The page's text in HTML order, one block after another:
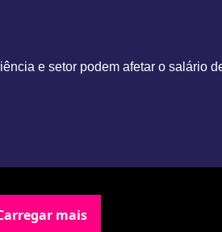
e setor podem afetar o salário
mais